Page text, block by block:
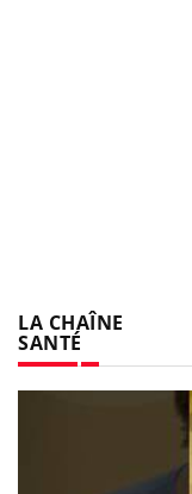
LA CHAÎNE
SANTÉ